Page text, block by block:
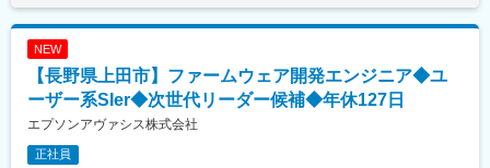
・クラウド環境を中心としたインフラ設計・構築 など
チーム内では各メンバーの強みを活かしながら協力し、サービス
■入社後の働き方：
・これまでの経験を活かしつつ、新しく専門的な技術を身につけ
ることで、事業に貢献していただくことが可能です。
・まずは小規模チームの設計・実装からスタートし、技術力およ
NEW
【長野県上田市】ファームウェア開発エンジニア◆ユ
ーザー系SIer◆次世代リーダー候補◆年休127日
エプソンアヴァシス株式会社
正社員